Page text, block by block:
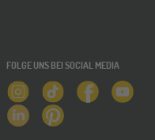
FOLGE UNS BEI SOCIAL MEDIA